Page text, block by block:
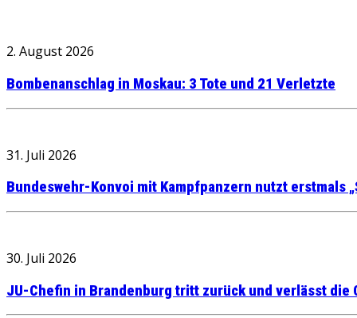
2. August 2026
Bombenanschlag in Moskau: 3 Tote und 21 Verletzte
31. Juli 2026
Bundeswehr-Konvoi mit Kampfpanzern nutzt erstmals
30. Juli 2026
JU-Chefin in Brandenburg tritt zurück und verlässt die